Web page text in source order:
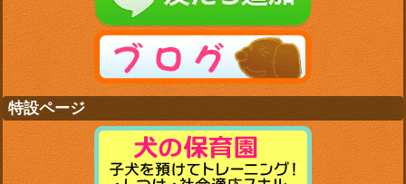
特設ページ